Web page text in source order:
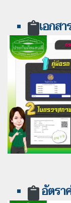
เอกส
อัตรา